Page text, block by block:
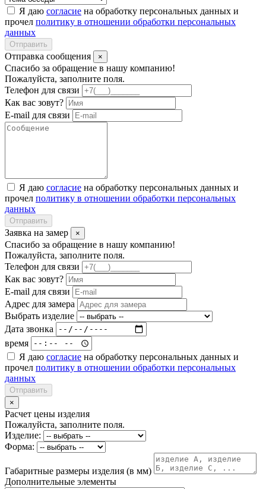
Я даю согласие на обработку персональных данных и
прочел политику в отношении обработки персональных
данных
Отправить
Отправка сообщения ×
Спасибо за обращение в нашу компанию!
Пожалуйста, заполните поля.
Телефон для связи
Как вас зовут?
E-mail для связи
Я даю согласие на обработку персональных данных и
прочел политику в отношении обработки персональных
данных
Отправить
Заявка на замер ×
Спасибо за обращение в нашу компанию!
Пожалуйста, заполните поля.
Телефон для связи
Как вас зовут?
E-mail для связи
Адрес для замера
Выбрать изделие
Дата звонка
время
Я даю согласие на обработку персональных данных и
прочел политику в отношении обработки персональных
данных
Отправить
×
Расчет цены изделия
Пожалуйста, заполните поля.
Изделие:
Форма:
Габаритные размеры изделия (в мм)
Дополнительные элементы